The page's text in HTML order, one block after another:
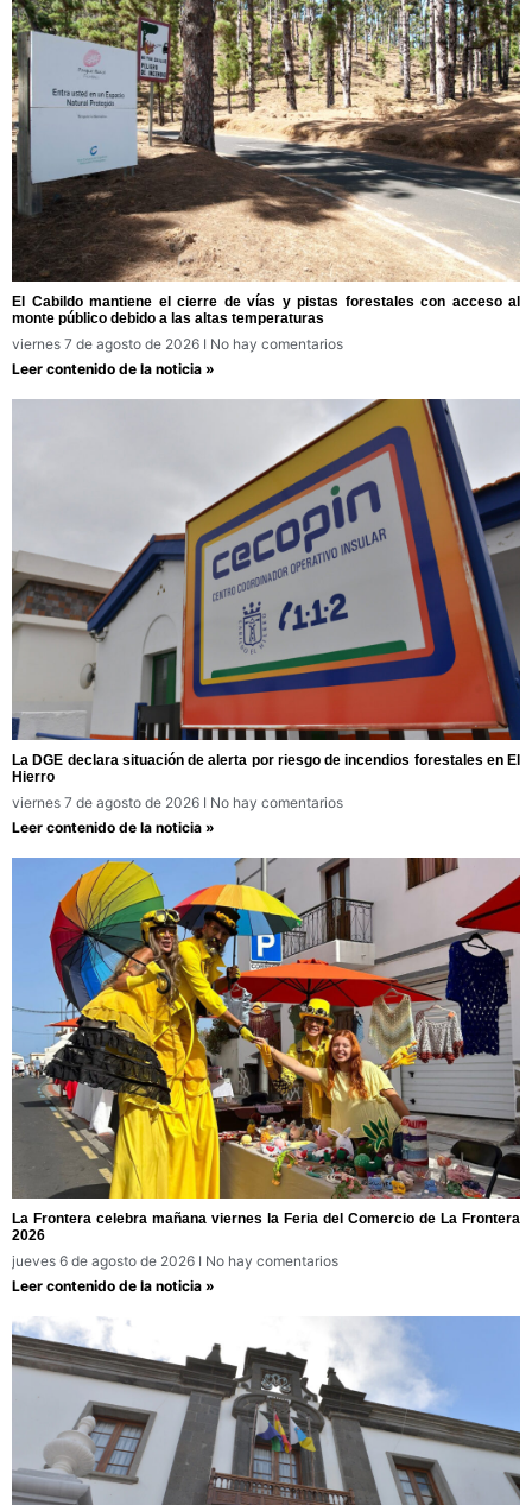
El Cabildo mantiene el cierre de vías y pistas forestales con acceso al
monte público debido a las altas temperaturas
viernes 7 de agosto de 2026
No hay comentarios
Leer contenido de la noticia »
La DGE declara situación de alerta por riesgo de incendios forestales en El
Hierro
viernes 7 de agosto de 2026
No hay comentarios
Leer contenido de la noticia »
La Frontera celebra mañana viernes la Feria del Comercio de La Frontera
2026
jueves 6 de agosto de 2026
No hay comentarios
Leer contenido de la noticia »